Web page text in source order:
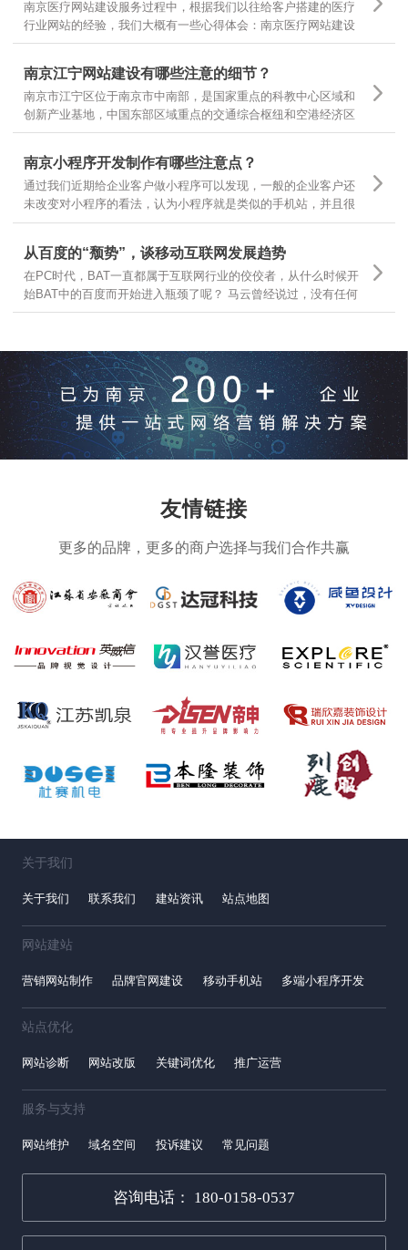
南京医疗网站建设服务过程中，根据我们以往给客户搭建的医疗
行业网站的经验，我们大概有一些心得体会：南京医疗网站建设
基本有以下几个领域，有的企业做医疗器械，有的做医疗咨询，
域，结合自身需求，定位不同的医疗网站建设
南京江宁网站建设有哪些注意的细节？
南京市江宁区位于南京市中南部，是国家重点的科教中心区域和
创新产业基地，中国东部区域重点的交通综合枢纽和空港经济区
枢纽。南京江宁从东西南三面环抱南京主城区，航空、港口、铁
站建设有哪些需要注意的细节？
南京小程序开发制作有哪些注意点？
通过我们近期给企业客户做小程序可以发现，一般的企业客户还
未改变对小程序的看法，认为小程序就是类似的手机站，并且很
多客户都让我们按照手机站的样式和功能去开发小程序，是因为
大家分享下，那么小程序制作有哪些要点呢？
从百度的“颓势”，谈移动互联网发展趋势
在PC时代，BAT一直都属于互联网行业的佼佼者，从什么时候开
始BAT中的百度而开始进入瓶颈了呢？ 马云曾经说过，没有任何
一个互联网企业可以保证10年之内还能存在，可见互联网行业的
析，互联网发展的趋势和前景
友情链接
更多的品牌，更多的商户选择与我们合作共赢
关于我们
关于我们 联系我们 建站资讯 站点地图
网站建站
营销网站制作 品牌官网建设 移动手机站 多端小程序开发
站点优化
网站诊断 网站改版 关键词优化 推广运营
服务与支持
网站维护 域名空间 投诉建议 常见问题
咨询电话： 180-0158-0537